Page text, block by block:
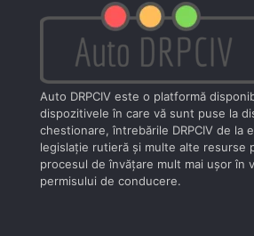
Auto DRPCIV este o platformă
dispozitivele în care vă sunt puse la
chestionare, întrebările DRPCIV de la
legislaţie rutieră şi multe alte resurse
procesul de învăţare mult mai uşor în
permisului de conducere.